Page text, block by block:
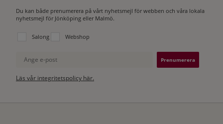
Du kan både prenumerera på vårt nyhetsmejl för webben och våra lokala
nyhetsmejl för Jönköping eller Malmö.
Välj vilken lista du vill prenumerera på:
Salong Webshop
Ange e-post
Läs vår integritetspolicy här.